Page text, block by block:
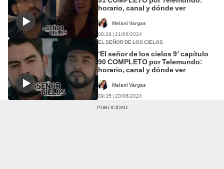
horario, canal y dónde ver
Melani Vargas
08:29 | 21/06/2024
EL SEÑOR DE LOS CIELOS
‘El señor de los cielos 9’ capítulo
90 COMPLETO por Telemundo:
horario, canal y dónde ver
Melani Vargas
09:35 | 20/06/2024